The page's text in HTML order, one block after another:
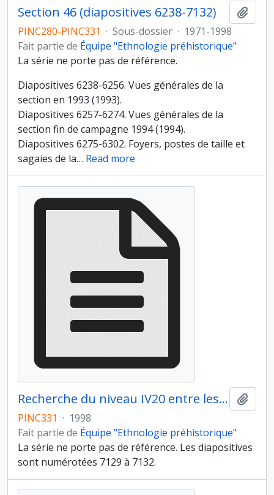
Section 46 (diapositives 6238-7132)
PINC280-PINC331 · Sous-dossier · 1971-1998
Fait partie de Équipe "Ethnologie préhistorique"
La série ne porte pas de référence.
Diapositives 6238-6256. Vues générales de la
section en 1993 (1993).
Diapositives 6257-6274. Vues générales de la
section fin de campagne 1994 (1994).
Diapositives 6275-6302. Foyers, postes de taille et
sagaies de la… Read more
Recherche du niveau IV20 entre les sections 45 ou 46
PINC331 · 1998
Fait partie de Équipe "Ethnologie préhistorique"
La série ne porte pas de référence. Les diapositives
sont numérotées 7129 à 7132.